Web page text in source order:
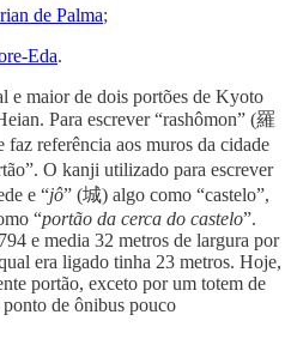
de Palma;
Eda.
e maior de dois portões de Kyoto
Para escrever “rashômon” (羅
faz referência aos muros da cidade
O kanji utilizado para escrever
e “jô” (城) algo como “castelo”,
“portão da cerca do castelo”.
e media 32 metros de largura por
era ligado tinha 23 metros. Hoje,
portão, exceto por um totem de
de ônibus pouco